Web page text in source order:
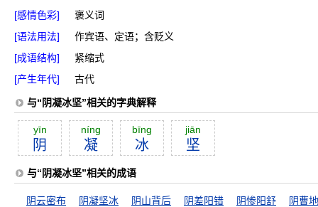
[感情色彩]
褒义词
[语法用法]
作宾语、定语；含贬义
[成语结构]
紧缩式
[产生年代]
古代
与“阴凝冰坚”相关的字典解释
yīn
阴
níng
凝
bīng
冰
jiān
坚
与“阴凝冰坚”相关的成语
阴云密布 阴凝坚冰 阴山背后 阴差阳错 阴惨阳舒
阴曹